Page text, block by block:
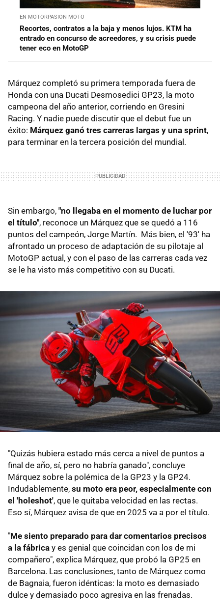
EN MOTORPASION MOTO
Recortes, contratos a la baja y menos lujos. KTM ha
entrado en concurso de acreedores, y su crisis puede
tener eco en MotoGP
Márquez completó su primera temporada fuera de
Honda con una Ducati Desmosedici GP23, la moto
campeona del año anterior, corriendo en Gresini
Racing. Y nadie puede discutir que el debut fue un
éxito: Márquez ganó tres carreras largas y una sprint,
para terminar en la tercera posición del mundial.
Sin embargo, "no llegaba en el momento de luchar por
el título", reconoce un Márquez que se quedó a 116
puntos del campeón, Jorge Martín. Más bien, el '93' ha
afrontado un proceso de adaptación de su pilotaje al
MotoGP actual, y con el paso de las carreras cada vez
se le ha visto más competitivo con su Ducati.
"Quizás hubiera estado más cerca a nivel de puntos a
final de año, sí, pero no habría ganado", concluye
Márquez sobre la polémica de la GP23 y la GP24.
Indudablemente, su moto era peor, especialmente con
el 'holeshot', que le quitaba velocidad en las rectas.
Eso sí, Márquez avisa de que en 2025 va a por el título.
"Me siento preparado para dar comentarios precisos
a la fábrica y es genial que coincidan con los de mi
compañero", explica Márquez, que probó la GP25 en
Barcelona. Las conclusiones, tanto de Márquez como
de Bagnaia, fueron idénticas: la moto es demasiado
dulce y demasiado poco agresiva en las frenadas.